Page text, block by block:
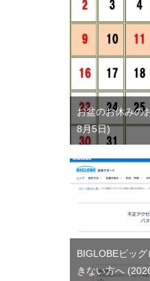
お盆のお休みの
8月5日
BIGLOBEビッ
きない方へ